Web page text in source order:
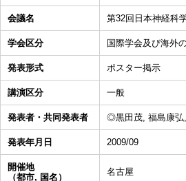
会議名 第32回日本神経科
学会区分 国際学会及び海外
発表形式 ポスター掲示
講演区分 一般
発表者・共同発表者 ◎黒田茂, 福島康弘
発表年月日 2009/09
開催地
（都市, 国名）
名古屋